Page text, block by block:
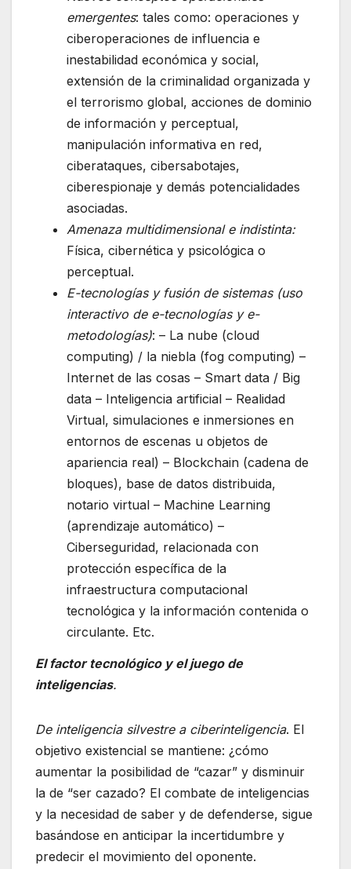
emergentes: tales como: operaciones y
ciberoperaciones de influencia e
inestabilidad económica y social,
extensión de la criminalidad organizada y
el terrorismo global, acciones de dominio
de información y perceptual,
manipulación informativa en red,
ciberataques, cibersabotajes,
ciberespionaje y demás potencialidades
asociadas.
Amenaza multidimensional e indistinta:
Física, cibernética y psicológica o
perceptual.
E-tecnologías y fusión de sistemas (uso
interactivo de e-tecnologías y e-
metodologías): – La nube (cloud
computing) / la niebla (fog computing) –
Internet de las cosas – Smart data / Big
data – Inteligencia artificial – Realidad
Virtual, simulaciones e inmersiones en
entornos de escenas u objetos de
apariencia real) – Blockchain (cadena de
bloques), base de datos distribuida,
notario virtual – Machine Learning
(aprendizaje automático) –
Ciberseguridad, relacionada con
protección específica de la
infraestructura computacional
tecnológica y la información contenida o
circulante. Etc.
El factor tecnológico y el juego de
inteligencias.
De inteligencia silvestre a ciberinteligencia. El
objetivo existencial se mantiene: ¿cómo
aumentar la posibilidad de “cazar” y disminuir
la de “ser cazado? El combate de inteligencias
y la necesidad de saber y de defenderse, sigue
basándose en anticipar la incertidumbre y
predecir el movimiento del oponente.